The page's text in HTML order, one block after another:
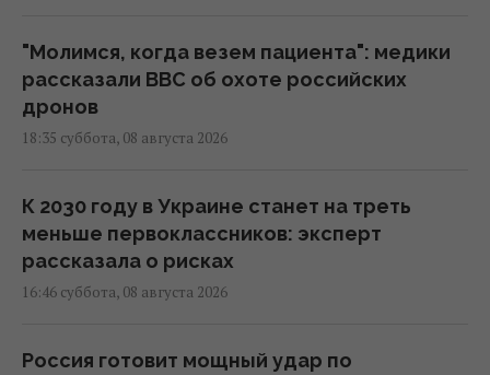
"Молимся, когда везем пациента": медики
рассказали BBC об охоте российских
дронов
18:35 суббота, 08 августа 2026
К 2030 году в Украине станет на треть
меньше первоклассников: эксперт
рассказала о рисках
16:46 суббота, 08 августа 2026
Россия готовит мощный удар по